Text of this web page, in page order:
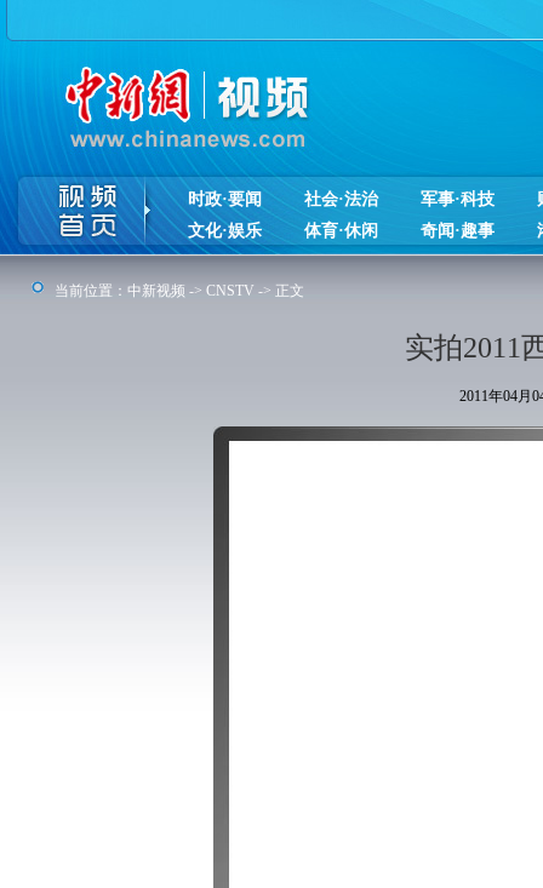
时政·要闻 社会·法治 军事·科技
文化·娱乐
体育·休闲 奇闻·趣事
当前位置： 中新视频 -> CNSTV -> 正文
实拍2011
2011年04月